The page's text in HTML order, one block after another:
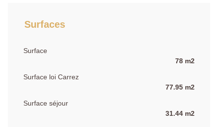
Surfaces
Surface
78 m2
Surface loi Carrez
77.95 m2
Surface séjour
31.44 m2